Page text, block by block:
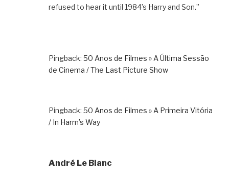
refused to hear it until 1984’s Harry and Son.”
Pingback: 50 Anos de Filmes » A Última Sessão
de Cinema / The Last Picture Show
Pingback: 50 Anos de Filmes » A Primeira Vitória
/ In Harm’s Way
André Le Blanc